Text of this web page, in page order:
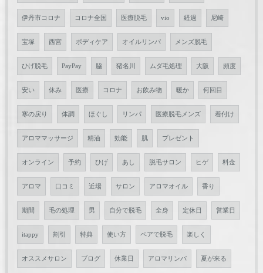
伊丹市コロナ コロナ全国 医療脱毛 vio 経過 尼崎
宝塚 西宮 ボディケア オイルリンパ メンズ脱毛
ひげ脱毛 PayPay 脇 猪名川 ムダ毛処理 大阪 頻度
安い 休み 医療 コロナ お飲み物 暖か 何回目
寒の戻り 体調 ほぐし リンパ 医療脱毛メンズ 着付け
アロママッサージ 精油 効能 肌 プレゼント
オンライン 予約 ひげ あし 脱毛サロン ヒゲ 料金
アロマ 口コミ 近場 サロン アロマオイル 香り
期間 毛の処理 男 自分で脱毛 全身 定休日 営業日
itappy 割引 特典 使い方 ペアで脱毛 楽しく
オススメサロン ブログ 休業日 アロマリンパ 夏が来る